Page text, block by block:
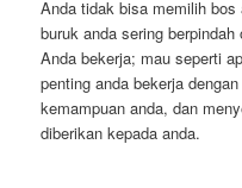
Anda tidak bisa memilih
buruk anda sering
Anda bekerja; mau seperti
penting anda bekerja
kemampuan anda, dan
diberikan kepada anda.